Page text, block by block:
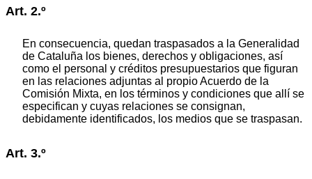
Art. 2.º
En consecuencia, quedan traspasados a la Generalidad
de Cataluña los bienes, derechos y obligaciones, así
como el personal y créditos presupuestarios que figuran
en las relaciones adjuntas al propio Acuerdo de la
Comisión Mixta, en los términos y condiciones que allí se
especifican y cuyas relaciones se consignan,
debidamente identificados, los medios que se traspasan.
Art. 3.º